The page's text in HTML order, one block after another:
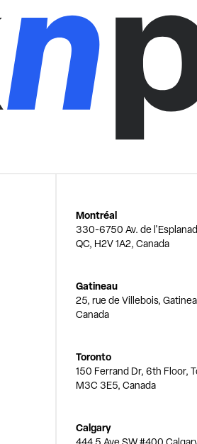
Montréal
330-6750 Av. de
QC, H2V 1A2, Canada
Gatineau
25, rue de Villebois,
Canada
Toronto
150 Ferrand Dr, 6th Floor,
M3C 3E5, Canada
Calgary